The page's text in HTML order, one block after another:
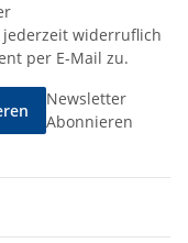
widerruflich
per E-Mail zu.
Newsletter
Abonnieren